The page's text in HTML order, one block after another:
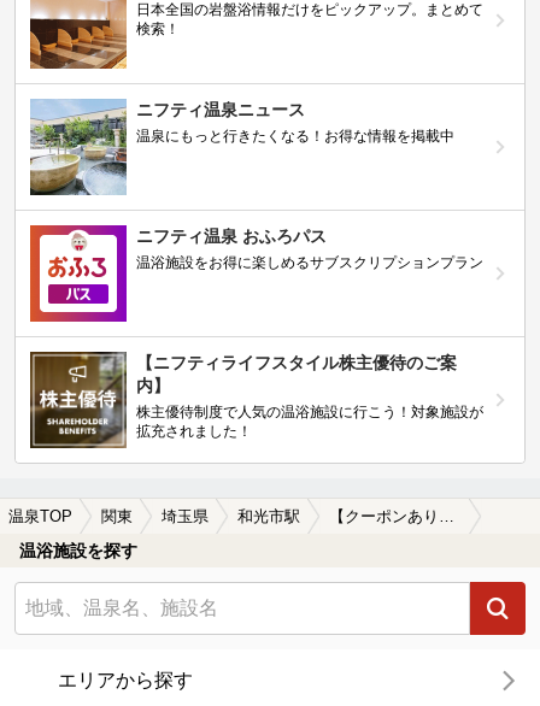
日本全国の岩盤浴情報だけをピックアップ。まとめて
検索！
ニフティ温泉ニュース
温泉にもっと行きたくなる！お得な情報を掲載中
ニフティ温泉 おふろパス
温浴施設をお得に楽しめるサブスクリプションプラン
【ニフティライフスタイル株主優待のご案
内】
株主優待制度で人気の温浴施設に行こう！対象施設が
拡充されました！
温泉TOP 関東 埼玉県 和光市駅 【クーポンあり】岩盤浴が楽しめる和光市駅近くの温泉、日帰り温泉、スーパー銭湯おすすめ
温浴施設を探す
エリアから探す